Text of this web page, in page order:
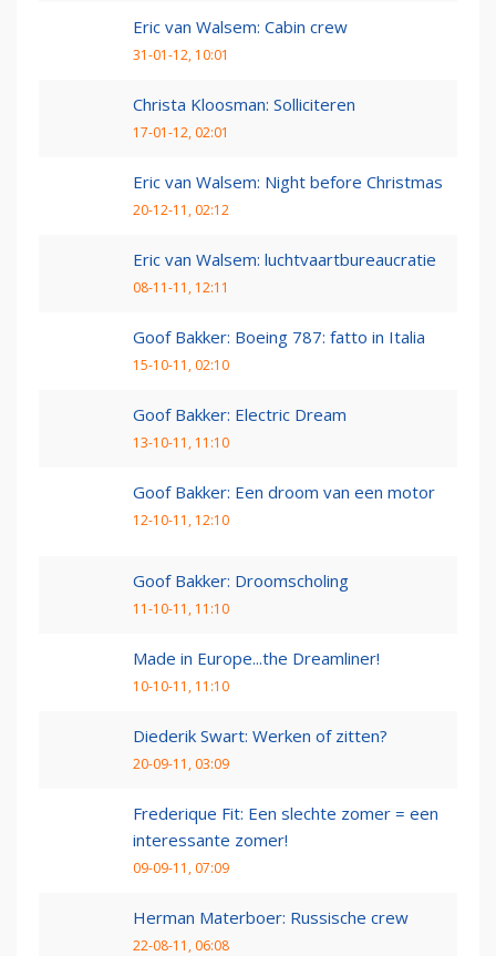
Eric van Walsem: Cabin crew
31-01-12, 10:01
Christa Kloosman: Solliciteren
17-01-12, 02:01
Eric van Walsem: Night before Christmas
20-12-11, 02:12
Eric van Walsem: luchtvaartbureaucratie
08-11-11, 12:11
Goof Bakker: Boeing 787: fatto in Italia
15-10-11, 02:10
Goof Bakker: Electric Dream
13-10-11, 11:10
Goof Bakker: Een droom van een motor
12-10-11, 12:10
Goof Bakker: Droomscholing
11-10-11, 11:10
Made in Europe...the Dreamliner!
10-10-11, 11:10
Diederik Swart: Werken of zitten?
20-09-11, 03:09
Frederique Fit: Een slechte zomer = een
interessante zomer!
09-09-11, 07:09
Herman Materboer: Russische crew
22-08-11, 06:08